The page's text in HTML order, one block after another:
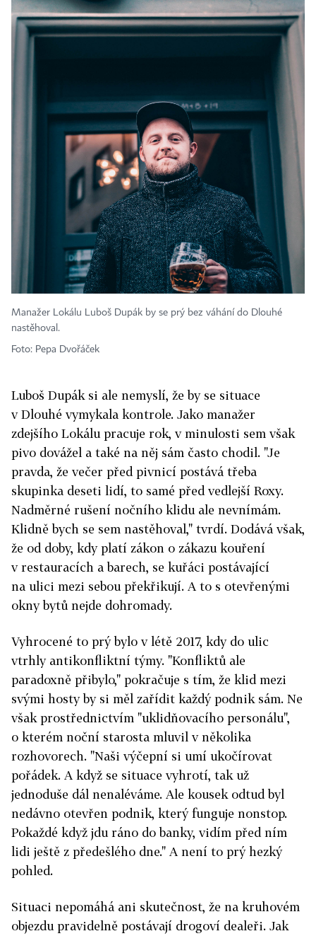
Manažer Lokálu Luboš Dupák by se prý bez váhání do Dlouhé
nastěhoval.
Foto: Pepa Dvořáček
Luboš Dupák si ale nemyslí, že by se situace
v Dlouhé vymykala kontrole. Jako manažer
zdejšího Lokálu pracuje rok, v minulosti sem však
pivo dovážel a také na něj sám často chodil. "Je
pravda, že večer před pivnicí postává třeba
skupinka deseti lidí, to samé před vedlejší Roxy.
Nadměrné rušení nočního klidu ale nevnímám.
Klidně bych se sem nastěhoval," tvrdí. Dodává však,
že od doby, kdy platí zákon o zákazu kouření
v restauracích a barech, se kuřáci postávající
na ulici mezi sebou překřikují. A to s otevřenými
okny bytů nejde dohromady.
Vyhrocené to prý bylo v létě 2017, kdy do ulic
vtrhly antikonfliktní týmy. "Konfliktů ale
paradoxně přibylo," pokračuje s tím, že klid mezi
svými hosty by si měl zařídit každý podnik sám. Ne
však prostřednictvím "uklidňovacího personálu",
o kterém noční starosta mluvil v několika
rozhovorech. "Naši výčepní si umí ukočírovat
pořádek. A když se situace vyhrotí, tak už
jednoduše dál nenaléváme. Ale kousek odtud byl
nedávno otevřen podnik, který funguje nonstop.
Pokaždé když jdu ráno do banky, vidím před ním
lidi ještě z předešlého dne." A není to prý hezký
pohled.
Situaci nepomáhá ani skutečnost, že na kruhovém
objezdu pravidelně postávají drogoví dealeři. Jak